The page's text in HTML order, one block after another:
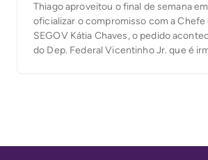
Thiago aproveitou o final de semana
oficializar o compromisso com a Chefe
SEGOV Kátia Chaves, o pedido
do Dep. Federal Vicentinho Jr. que é